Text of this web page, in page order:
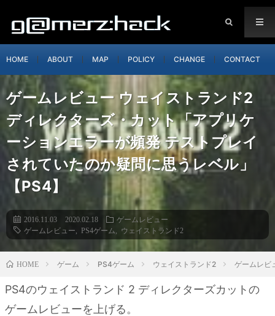
HOME ABOUT MAP POLICY CHANGE CONTACT
ゲームレビュー ウェイストランド2
ディレクターズ・カット「アプリケ
ーションエラーが頻発 テストプレイ
されていたのか疑問に思うレベル」
【PS4】
2016.11.03 2020.02.18
ゲームレビュー
ゲームレビュー
PS4ゲーム ウェイストランド2
HOME ゲーム PS4ゲーム ウェイストランド2 ゲームレビ
PS4のウェイストランド 2 ディレクターズカットの
ゲームレビューを上げる。